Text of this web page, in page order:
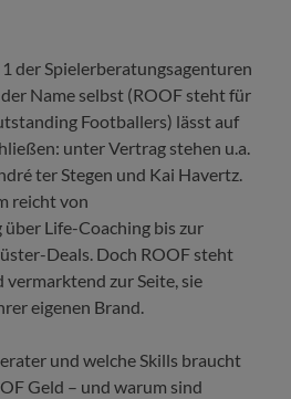
der Spielerberatungsagenturen
Name selbst (ROOF steht für
Footballers) lässt auf
unter Vertrag stehen u.a.
ter Stegen und Kai Havertz.
reicht von
Life-Coaching bis zur
Deals. Doch ROOF steht
zur Seite, sie
eigenen Brand.
und welche Skills braucht
Geld – und warum sind